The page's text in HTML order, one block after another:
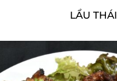
LẨU THÁI